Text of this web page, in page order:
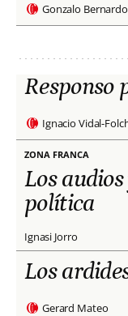
Gonzalo
Responso
Ignacio Vidal-
ZONA FRANCA
Los
política
Ignasi Jorro
Los
Gerard Mateo